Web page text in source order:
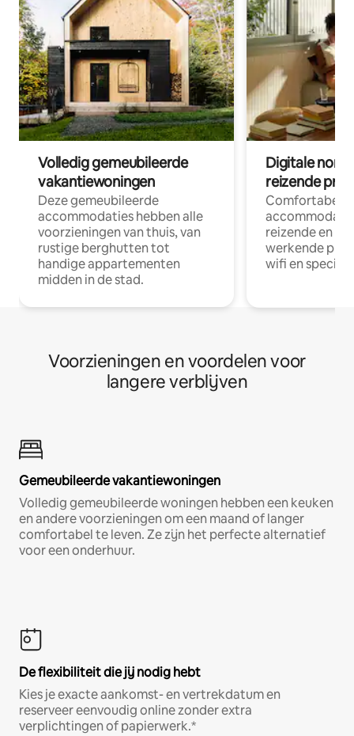
Volledig gemeubileerde
vakantiewoningen
Deze gemeubileerde
accommodaties hebben alle
voorzieningen van thuis, van
rustige berghutten tot
handige appartementen
midden in de stad.
Digitale
reizende
Comfortabele
reizende en
werkende
wifi en
Voorzieningen en voordelen voor
langere verblijven
Gemeubileerde vakantiewoningen
Volledig gemeubileerde woningen hebben een keuken
en andere voorzieningen om een maand of langer
comfortabel te leven. Ze zijn het perfecte alternatief
voor een onderhuur.
De flexibiliteit die jij nodig hebt
Kies je exacte aankomst- en vertrekdatum en
reserveer eenvoudig online zonder extra
verplichtingen of papierwerk.*